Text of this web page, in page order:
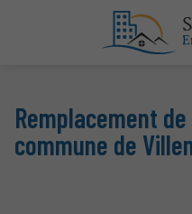
Remplacement
commune de